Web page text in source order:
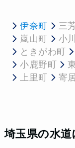
伊奈町 三
嵐山町
小
ときがわ町
小鹿野町
上里町
寄
埼玉県の水